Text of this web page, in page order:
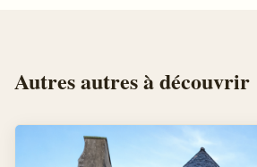
Autresautresà découvrir